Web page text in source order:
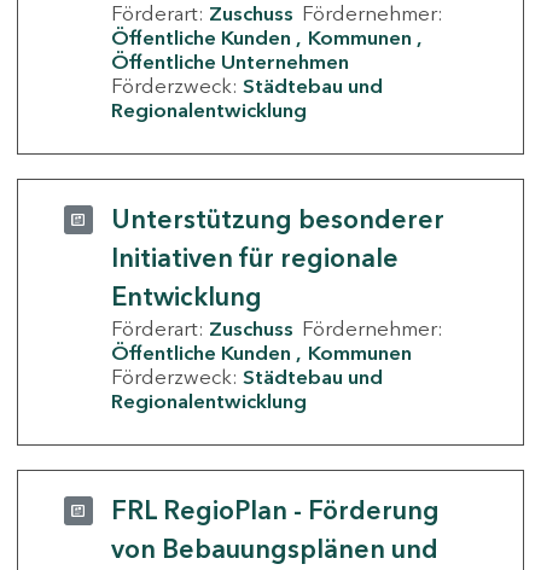
Förderart: Zuschuss Fördernehmer:
Öffentliche Kunden
Kommunen
Öffentliche Unternehmen
Förderzweck: Städtebau und
Regionalentwicklung
Unterstützung besonderer
Initiativen für regionale
Entwicklung
Förderart: Zuschuss Fördernehmer:
Öffentliche Kunden
Kommunen
Förderzweck: Städtebau und
Regionalentwicklung
FRL RegioPlan - Förderung
von Bebauungsplänen und